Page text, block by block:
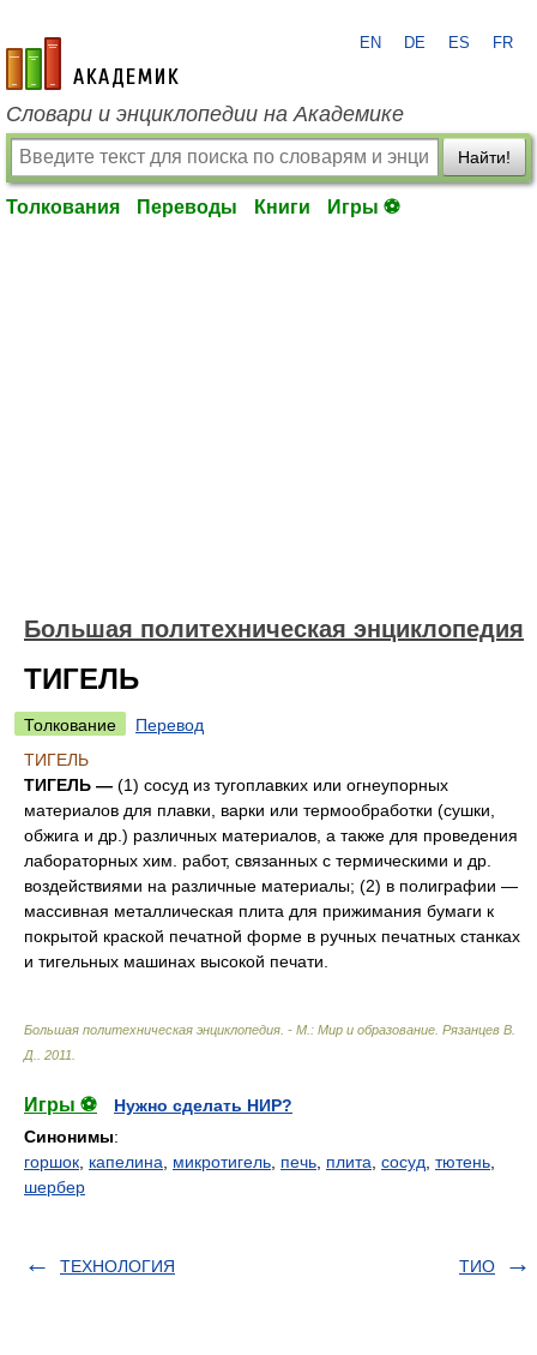
academic.ru
EN DE ES FR
Словари и энциклопедии на Академике
Найти!
Толкования Переводы Книги Игры ⚽
Большая политехническая энциклопедия
ТИГЕЛЬ
Толкование
Перевод
ТИГЕЛЬ
ТИГЕЛЬ — (1) сосуд из тугоплавких или огнеупорных
материалов для плавки, варки или термообработки (сушки,
обжига и др.) различных материалов, а также для проведения
лабораторных хим. работ, связанных с термическими и др.
воздействиями на различные материалы; (2) в полиграфии —
массивная металлическая плита для прижимания бумаги к
покрытой краской печатной форме в ручных печатных станках
и тигельных машинах высокой печати.
Большая политехническая энциклопедия. - М.: Мир и образование Рязанцев В.
Д.
2011
Игры ⚽
Нужно сделать НИР?
Синонимы:
горшок капелина микротигель печь плита сосуд тютень
шербер
ТЕХНОЛОГИЯ ТИО